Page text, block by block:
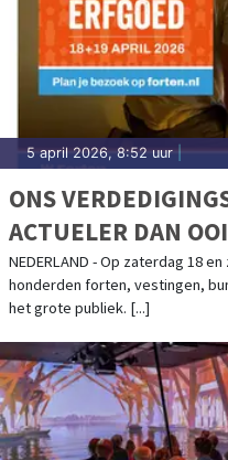
5 april 2026, 8:52 uur|
ONS
ACTUELER DAN
NEDERLAND - Op zaterdag 18
honderden forten, vestingen,
het grote publiek. [...]